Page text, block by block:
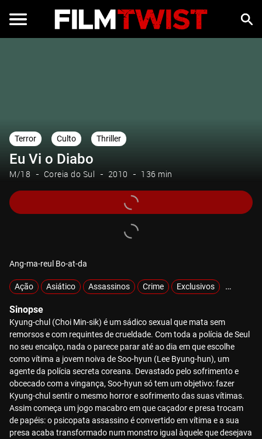
Terror Culto Thriller
Eu Vi o Diabo
M/18 Coreia do Sul 2010 136 min
Ang-ma-reul Bo-at-da
Ação Asiático Assassinos Crime Exclusivos
Sinopse
Kyung-chul (Choi Min-sik) é um sádico sexual que mata sem
remorsos e com requintes de crueldade. Com toda a polícia de Seul
no seu encalço, nada o parece parar até ao dia em que escolhe
como vítima a jovem noiva de Soo-hyun (Lee Byung-hun), um
agente da polícia secreta coreana. Devastado pelo sofrimento e
obcecado com a vingança, Soo-hyun só tem um objetivo: fazer
Kyung-chul sentir o mesmo horror e sofrimento das suas vítimas.
Assim começa um jogo macabro em que caçador e presa trocam
de papéis: o psicopata assassino é convertido em vítima e a sua
presa acaba transformado num monstro igual àquele que desejava